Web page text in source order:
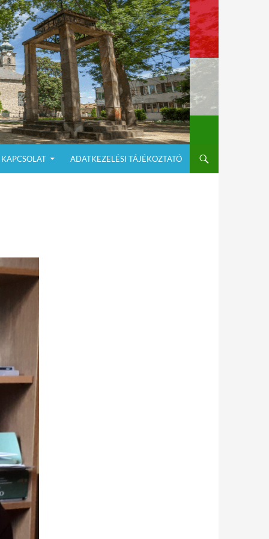
KAPCSOLAT ADATKEZELÉSI TÁJÉKOZTATÓ